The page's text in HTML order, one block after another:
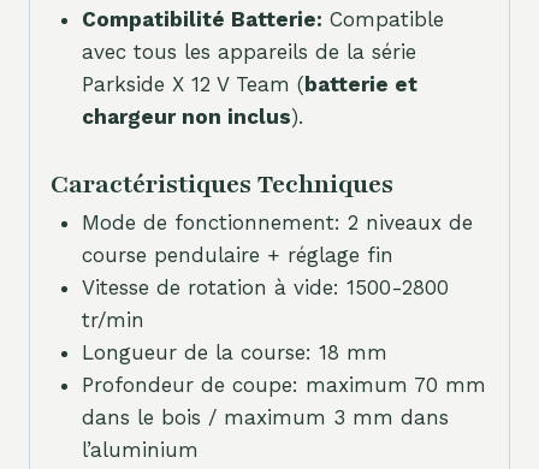
Compatibilité Batterie: Compatible
avec tous les appareils de la série
Parkside X 12 V Team (batterie et
chargeur non inclus).
Caractéristiques Techniques
Mode de fonctionnement: 2 niveaux de
course pendulaire + réglage fin
Vitesse de rotation à vide: 1500-2800
tr/min
Longueur de la course: 18 mm
Profondeur de coupe: maximum 70 mm
dans le bois / maximum 3 mm dans
l’aluminium